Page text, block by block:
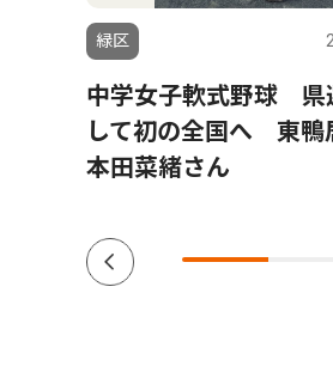
緑区
中学女子軟式野球 県
して初の全国へ 東鴨
本田菜緒さん